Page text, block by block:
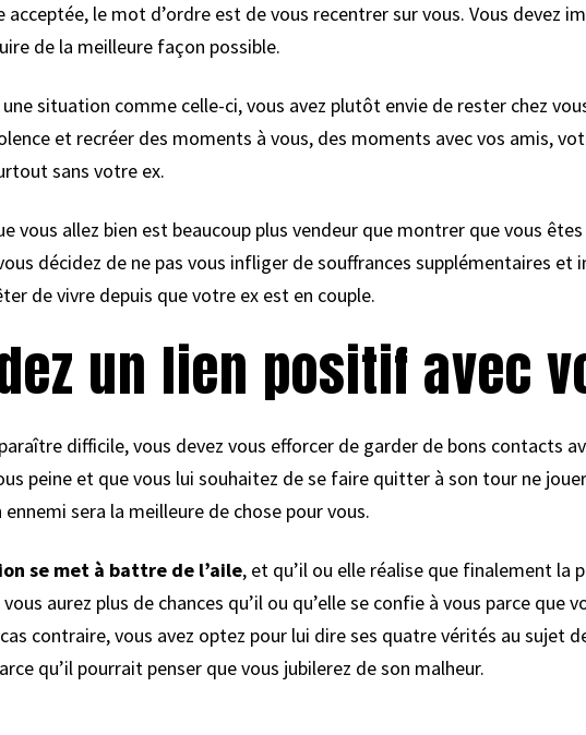
acceptée, le mot d’ordre est de vous recentrer sur vous. Vous devez
de la meilleure façon possible.
situation comme celle-ci, vous avez plutôt envie de rester chez
et recréer des moments à vous, des moments avec vos amis,
sans votre ex.
vous allez bien est beaucoup plus vendeur que montrer que vous
décidez de ne pas vous infliger de souffrances supplémentaires et
de vivre depuis que votre ex est en couple.
un lien positif avec
difficile, vous devez vous efforcer de garder de bons contacts
peine et que vous lui souhaitez de se faire quitter à son tour ne
sera la meilleure de chose pour vous.
se met à battre de l’aile, et qu’il ou elle réalise que finalement la
aurez plus de chances qu’il ou qu’elle se confie à vous parce que
contraire, vous avez optez pour lui dire ses quatre vérités au sujet
qu’il pourrait penser que vous jubilerez de son malheur.